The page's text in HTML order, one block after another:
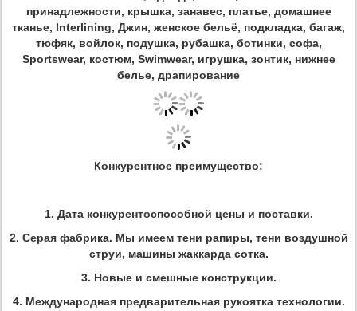
принадлежности, крышка, занавес, платье, домашнее
тканье, Interlining, Джин, женское бельё, подкладка, багаж,
тюфяк, войлок, подушка, рубашка, ботинки, софа,
Sportswear, костюм, Swimwear, игрушка, зонтик, нижнее
белье, драпирование
Конкурентное преимущество:
1. Дата конкурентоспособной цены и поставки.
2. Серая фабрика. Мы имеем тени рапиры, тени воздушной
струи, машины жаккарда сотка.
3. Новые и смешные конструкции.
4. Международная предварительная рукоятка технологии.